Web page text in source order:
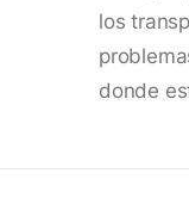
los
donde